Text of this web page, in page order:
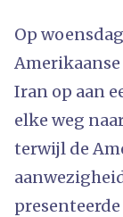
Op
Iran op aan
elke weg
terwijl de